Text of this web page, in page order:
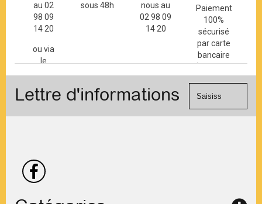
au 02
98 09
14 20
ou via
le
contact
sous 48h
nous au
02 98 09
14 20
Paiement
100%
sécurisé
par carte
bancaire
(Mastercard,
Visa, ...) et
Lettre d'informations